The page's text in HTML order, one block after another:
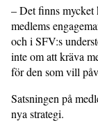
– Det finns mycket
medlems
och i SFV:s
inte om att kräva
för den som vill
Satsningen på
nya strategi.